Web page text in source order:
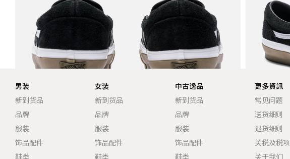
男装
新到货品
品牌
服装
饰品配件
鞋类
女装
新到货品
品牌
服装
饰品配件
鞋类
中古逸品
新到货品
品牌
服装
饰品配件
鞋类
更多資訊
常见问题
送货细则
退货细则
关税及税项
关于我们